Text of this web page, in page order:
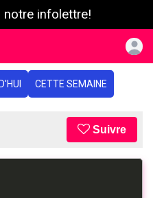
notre infolettre!
CETTE SEMAINE
Suivre